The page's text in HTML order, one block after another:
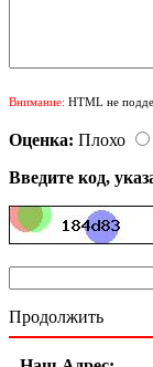
Внимание: HTML не
Оценка: Плохо
Введите код,
Продолжить